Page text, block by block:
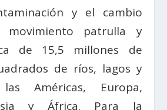
y el cambio
movimiento patrulla y
de 15,5 millones de
de ríos, lagos y
Américas, Europa,
y África. Para la